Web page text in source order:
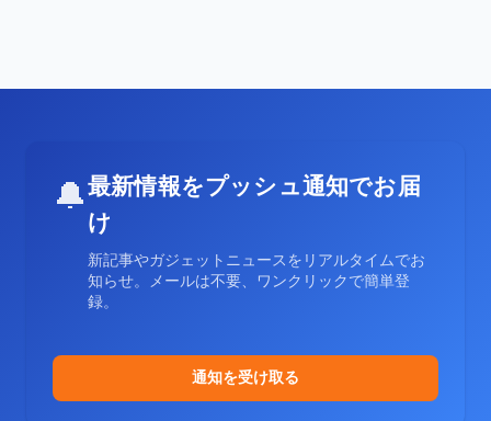
🔔最新情報をプッシュ通知でお届
け
新記事やガジェットニュースをリアルタイムでお
知らせ。メールは不要、ワンクリックで簡単登
録。
通知を受け取る